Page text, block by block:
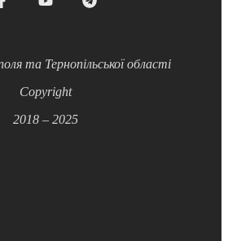
та Тернопільської області
Copyright
2018 – 2025